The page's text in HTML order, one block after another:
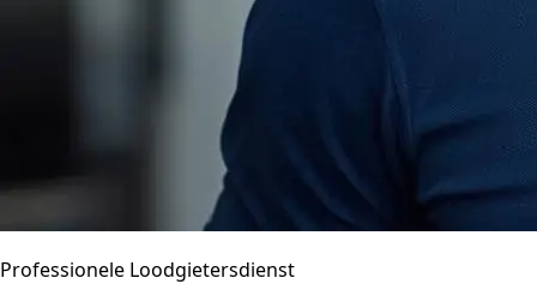
Professionele Loodgietersdienst